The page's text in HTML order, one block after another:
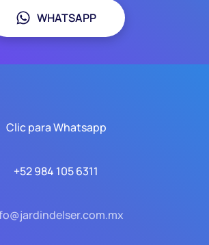
WHATSAPP
Clic para Whatsapp
+52 984 105 6311